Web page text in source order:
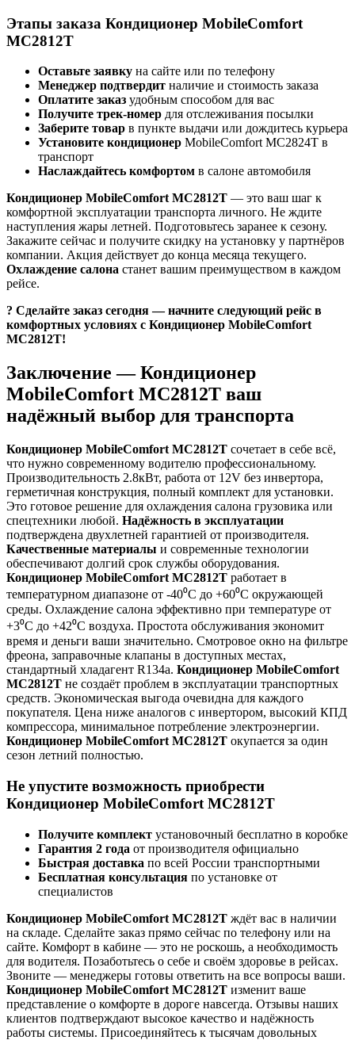
Этапы заказа Кондиционер MobileComfort
MC2812T
Оставьте заявку на сайте или по телефону
Менеджер подтвердит наличие и стоимость заказа
Оплатите заказ удобным способом для вас
Получите трек-номер для отслеживания посылки
Заберите товар в пункте выдачи или дождитесь курьера
Установите кондиционер MobileComfort MC2824T в
транспорт
Наслаждайтесь комфортом в салоне автомобиля
Кондиционер MobileComfort MC2812T — это ваш шаг к
комфортной эксплуатации транспорта личного. Не ждите
наступления жары летней. Подготовьтесь заранее к сезону.
Закажите сейчас и получите скидку на установку у партнёров
компании. Акция действует до конца месяца текущего.
Охлаждение салона станет вашим преимуществом в каждом
рейсе.
? Сделайте заказ сегодня — начните следующий рейс в
комфортных условиях с Кондиционер MobileComfort
MC2812T!
Заключение — Кондиционер
MobileComfort MC2812T ваш
надёжный выбор для транспорта
Кондиционер MobileComfort MC2812T сочетает в себе всё,
что нужно современному водителю профессиональному.
Производительность 2.8кВт, работа от 12V без инвертора,
герметичная конструкция, полный комплект для установки.
Это готовое решение для охлаждения салона грузовика или
спецтехники любой. Надёжность в эксплуатации
подтверждена двухлетней гарантией от производителя.
Качественные материалы и современные технологии
обеспечивают долгий срок службы оборудования.
Кондиционер MobileComfort MC2812T работает в
температурном диапазоне от -40⁰С до +60⁰С окружающей
среды. Охлаждение салона эффективно при температуре от
+3⁰С до +42⁰С воздуха. Простота обслуживания экономит
время и деньги ваши значительно. Смотровое окно на фильтре
фреона, заправочные клапаны в доступных местах,
стандартный хладагент R134a. Кондиционер MobileComfort
MC2812T не создаёт проблем в эксплуатации транспортных
средств. Экономическая выгода очевидна для каждого
покупателя. Цена ниже аналогов с инвертором, высокий КПД
компрессора, минимальное потребление электроэнергии.
Кондиционер MobileComfort MC2812T окупается за один
сезон летний полностью.
Не упустите возможность приобрести
Кондиционер MobileComfort MC2812T
Получите комплект установочный бесплатно в коробке
Гарантия 2 года от производителя официально
Быстрая доставка по всей России транспортными
Бесплатная консультация по установке от
специалистов
Кондиционер MobileComfort MC2812T ждёт вас в наличии
на складе. Сделайте заказ прямо сейчас по телефону или на
сайте. Комфорт в кабине — это не роскошь, а необходимость
для водителя. Позаботьтесь о себе и своём здоровье в рейсах.
Звоните — менеджеры готовы ответить на все вопросы ваши.
Кондиционер MobileComfort MC2812T изменит ваше
представление о комфорте в дороге навсегда. Отзывы наших
клиентов подтверждают высокое качество и надёжность
работы системы. Присоединяйтесь к тысячам довольных